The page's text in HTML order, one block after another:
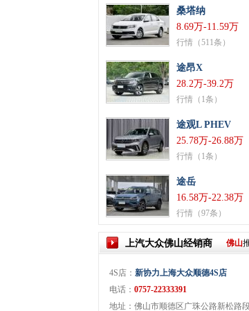
桑塔纳
8.69万-11.59万
行情（511条）
途昂X
28.2万-39.2万
行情（1条）
途观L PHEV
25.78万-26.88万
行情（1条）
途岳
16.58万-22.38万
行情（97条）
上汽大众佛山经销商 佛山
4S店： 新协力上海大众顺德4S店
电话： 0757-22333391
地址：佛山市顺德区广珠公路新松路